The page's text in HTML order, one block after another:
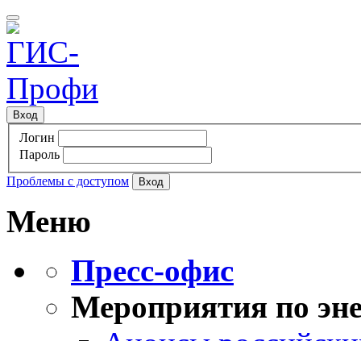
Вход
Логин
Пароль
Проблемы с доступом
Меню
Пресс-офис
Мероприятия по